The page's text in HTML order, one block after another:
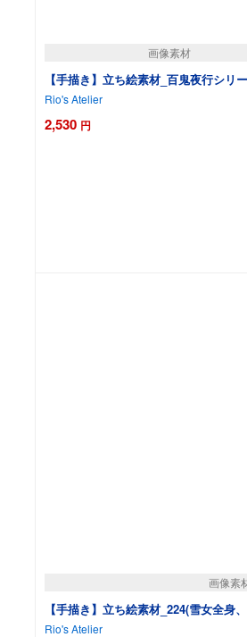
画像素材
【手描き】立ち絵素材_百鬼夜行シリ
Rio's Atelier
2,530 円
画像素
【手描き】立ち絵素材_224(雪女全身
Rio's Atelier